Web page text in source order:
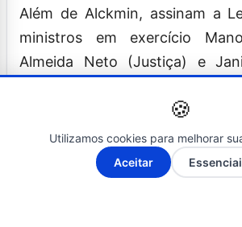
Além de Alckmin, assinam a
ministros em exercício
Almeida Neto (Justiça) e
também sancionaram a
endurece as penas para
abandono de incapaz e de
exposição a perigo da saúde e
A- A+
🍪
Utilizamos cookies para melhorar
Aceitar